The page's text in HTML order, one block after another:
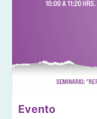
Evento